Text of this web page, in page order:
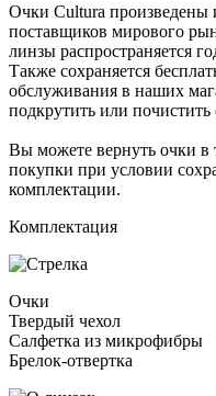
Очки Cultura произведены
поставщиков мирового
линзы распространяется
Также сохраняется
обслуживания в наших
подкрутить или
Вы можете вернуть очки в
покупки при условии
комплектации.
Комплектация
Очки
Твердый чехол
Салфетка из микрофибры
Брелок-отвертка